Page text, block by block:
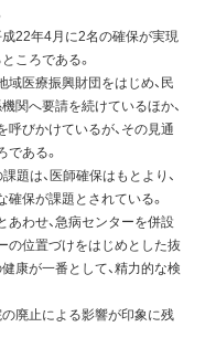
22年4月に2名の確保が実現
ころである。
域医療振興財団をはじめ、民
関へ要請を続けているほか、
びかけているが、その見通
ある。
題は、医師確保はもとより、
保が課題とされている。
わせ、急病センターを併設
の位置づけをはじめとした抜
康が一番として、精力的な検
廃止による影響が印象に残